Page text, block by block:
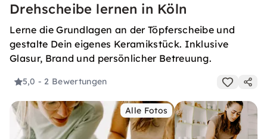
Drehscheibe lernen in Köln
Lerne die Grundlagen an der Töpferscheibe und
gestalte Dein eigenes Keramikstück. Inklusive
Glasur, Brand und persönlicher Betreuung.
5,0 - 2 Bewertungen
Alle Fotos